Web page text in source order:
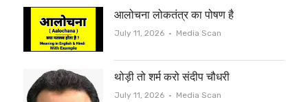
आलोचना लोकतंत्र का पोषण है
July 11, 2026 Author
Media Scan
थोड़ी तो शर्म करो संदीप चौधरी
July 11, 2026 Author
Media Scan